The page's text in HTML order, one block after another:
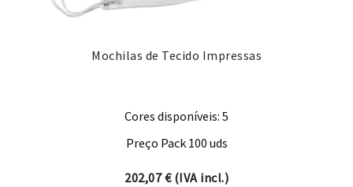
Mochilas de Tecido Impressas
Cores disponíveis: 5
Preço Pack 100 uds
202,07€(IVA incl.)